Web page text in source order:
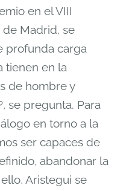
en el VIII
Madrid, se
profunda carga
tienen en la
de hombre y
se pregunta. Para
en torno a la
ser capaces de
abandonar la
ello, Aristegui se